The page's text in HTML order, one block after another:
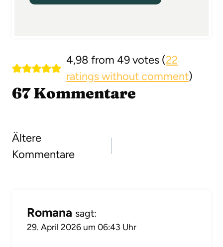
4,98 from 49 votes (22
ratings without comment)
67 Kommentare
Kommentarnavigation
Ältere
Kommentare
Romana sagt:
29. April 2026 um 06:43 Uhr